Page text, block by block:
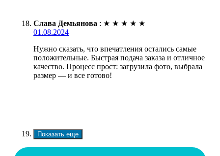
Слава Демьянова : ★ ★ ★ ★ ★
01.08.2024
Нужно сказать, что впечатления остались самые
положительные. Быстрая подача заказа и отличное
качество. Процесс прост: загрузила фото, выбрала
размер — и все готово!
Показать еще